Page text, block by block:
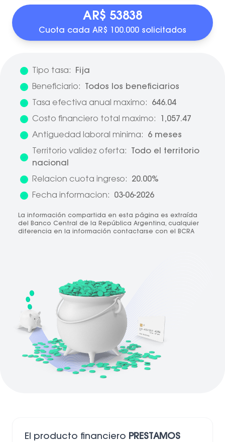
AR$ 53838
Cuota cada AR$ 100.000 solicitados
Tipo tasa:
Fija
Beneficiario:
Todos los beneficiarios
Tasa efectiva anual maximo:
646.04
Costo financiero total maximo:
1,057.47
Antiguedad laboral minima:
6 meses
Territorio validez oferta:
Todo el territorio
nacional
Relacion cuota ingreso:
20.00%
Fecha informacion:
03-06-2026
La información compartida en esta página es extraída
del Banco Central de la República Argentina, cualquier
diferencia en la información contactarse con el BCRA
El producto financiero PRESTAMOS